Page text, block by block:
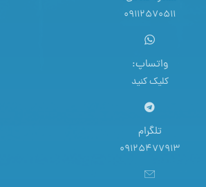
09112570511
واتساپ:
کلیک کنید
تلگرام
09125477913